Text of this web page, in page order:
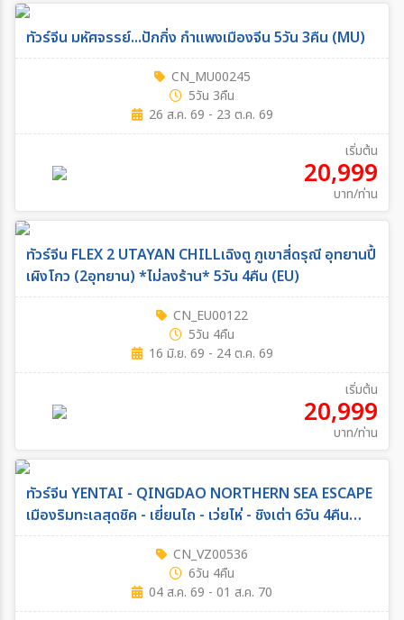
ทัวร์จีน มหัศจรรย์...ปักกิ่ง กำแพงเมืองจีน 5วัน 3คืน (MU)
CN_MU00245
5วัน 3คืน
26 ส.ค. 69 - 23 ต.ค. 69
เริ่มต้น
20,999
บาท/ท่าน
ทัวร์จีน FLEX 2 UTAYAN CHILLเฉิงตู ภูเขาสี่ดรุณี อุทยานปี้
เผิงโกว (2อุทยาน) *ไม่ลงร้าน* 5วัน 4คืน (EU)
CN_EU00122
5วัน 4คืน
16 มิ.ย. 69 - 24 ต.ค. 69
เริ่มต้น
20,999
บาท/ท่าน
ทัวร์จีน YENTAI - QINGDAO NORTHERN SEA ESCAPE
เมืองริมทะเลสุดชิค - เยี่ยนไถ - เว่ยไห่ - ชิงเต่า 6วัน 4คืน
(VZ)
CN_VZ00536
6วัน 4คืน
04 ส.ค. 69 - 01 ส.ค. 70